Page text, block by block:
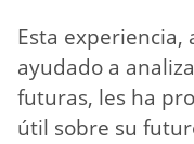
Esta experiencia,
ayudado a
futuras, les ha
útil sobre su